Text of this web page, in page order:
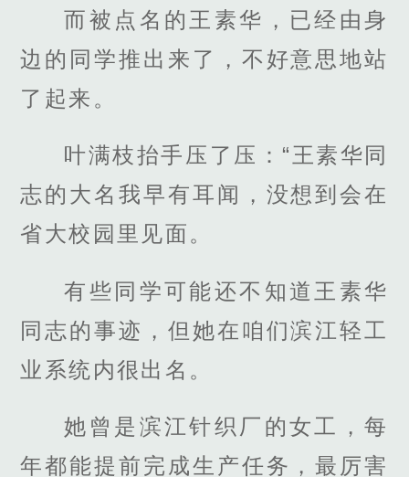
而被点名的王素华，已经由身
边的同学推出来了，不好意思地站
了起来。
叶满枝抬手压了压：“王素华同
志的大名我早有耳闻，没想到会在
省大校园里见面。
有些同学可能还不知道王素华
同志的事迹，但她在咱们滨江轻工
业系统内很出名。
她曾是滨江针织厂的女工，每
年都能提前完成生产任务，最厉害